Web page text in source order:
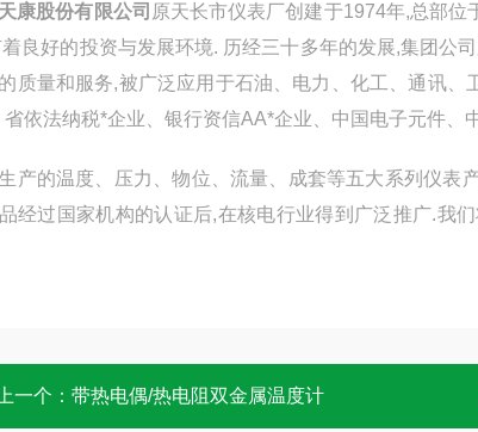
康股份有限公司 原天长市仪表厂创建于1974年,总部
良好的投资与发展环境. 历经三十多年的发展,集团公
质量和服务,被广泛应用于石油、电力、化工、通讯
省依法纳税*企业、银行资信AA*企业、中国电子元件、
产的温度、压力、物位、流量、成套等五大系列仪表
经过国家机构的认证后,在核电行业得到广泛推广.我
一个： 带热电偶/热电阻双金属温度计